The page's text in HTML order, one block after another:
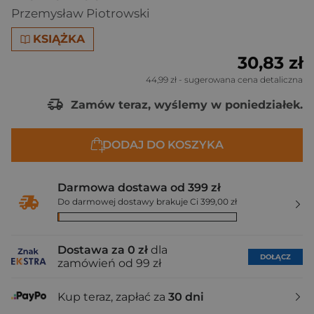
Przemysław Piotrowski
KSIĄŻKA
30,83 zł
44,99 zł - sugerowana cena detaliczna
Zamów teraz, wyślemy w poniedziałek.
DODAJ DO KOSZYKA
Darmowa dostawa od 399 zł
Do darmowej dostawy brakuje Ci 399,00 zł
Dostawa za 0 zł dla
zamówień od 99 zł
DOŁĄCZ
Kup teraz, zapłać za 30 dni